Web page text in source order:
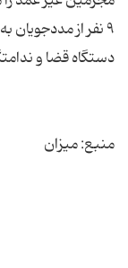
۹ نفر از